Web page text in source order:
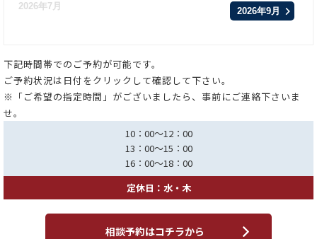
2026年7月 2026年9月
下記時間帯でのご予約が可能です。
ご予約状況は日付をクリックして確認して下さい。
※「ご希望の指定時間」がございましたら、事前にご連絡下さいま
せ。
10：00～12：00
13：00～15：00
16：00～18：00
定休日：水・木
相談予約はコチラから